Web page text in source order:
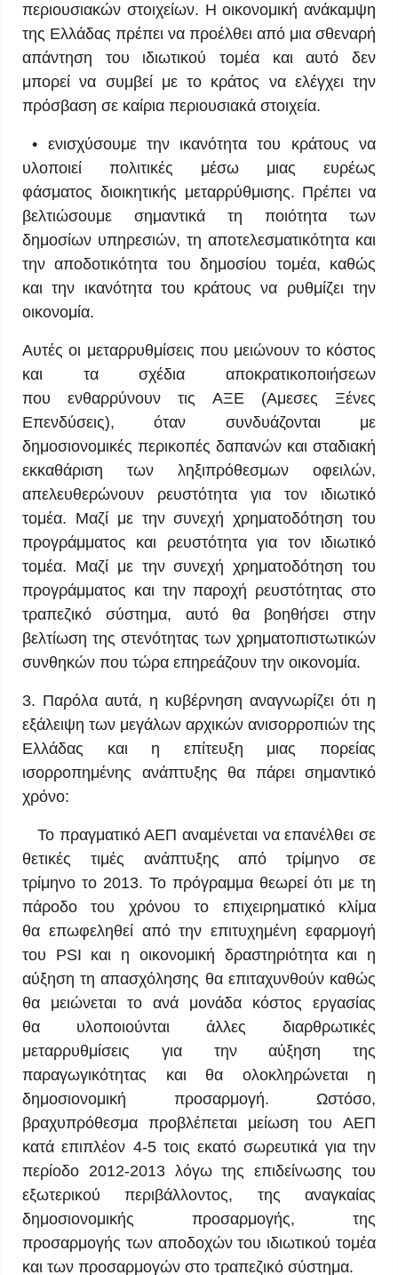
περιουσιακών στοιχείων. Η οικονομική ανάκαμψη
της Ελλάδας πρέπει να προέλθει από μια σθεναρή
απάντηση του ιδιωτικού τομέα και αυτό δεν
μπορεί να συμβεί με το κράτος να ελέγχει την
πρόσβαση σε καίρια περιουσιακά στοιχεία.
• ενισχύσουμε την ικανότητα του κράτους να
υλοποιεί πολιτικές μέσω μιας ευρέως
φάσματος διοικητικής μεταρρύθμισης. Πρέπει να
βελτιώσουμε σημαντικά τη ποιότητα των
δημοσίων υπηρεσιών, τη αποτελεσματικότητα και
την αποδοτικότητα του δημοσίου τομέα, καθώς
και την ικανότητα του κράτους να ρυθμίζει την
οικονομία.
Αυτές οι μεταρρυθμίσεις που μειώνουν το κόστος
και τα σχέδια αποκρατικοποιήσεων
που ενθαρρύνουν τις ΑΞΕ (Αμεσες Ξένες
Επενδύσεις), όταν συνδυάζονται με
δημοσιονομικές περικοπές δαπανών και σταδιακή
εκκαθάριση των ληξιπρόθεσμων οφειλών,
απελευθερώνουν ρευστότητα για τον ιδιωτικό
τομέα. Μαζί με την συνεχή χρηματοδότηση του
προγράμματος και ρευστότητα για τον ιδιωτικό
τομέα. Μαζί με την συνεχή χρηματοδότηση του
προγράμματος και την παροχή ρευστότητας στο
τραπεζικό σύστημα, αυτό θα βοηθήσει στην
βελτίωση της στενότητας των χρηματοπιστωτικών
συνθηκών που τώρα επηρεάζουν την οικονομία.
3. Παρόλα αυτά, η κυβέρνηση αναγνωρίζει ότι η
εξάλειψη των μεγάλων αρχικών ανισορροπιών της
Ελλάδας και η επίτευξη μιας πορείας
ισορροπημένης ανάπτυξης θα πάρει σημαντικό
χρόνο:
Το πραγματικό ΑΕΠ αναμένεται να επανέλθει σε
θετικές τιμές ανάπτυξης από τρίμηνο σε
τρίμηνο το 2013. Το πρόγραμμα θεωρεί ότι με τη
πάροδο του χρόνου το επιχειρηματικό κλίμα
θα επωφεληθεί από την επιτυχημένη εφαρμογή
του PSI και η οικονομική δραστηριότητα και η
αύξηση τη απασχόλησης θα επιταχυνθούν καθώς
θα μειώνεται το ανά μονάδα κόστος εργασίας
θα υλοποιούνται άλλες διαρθρωτικές
μεταρρυθμίσεις για την αύξηση της
παραγωγικότητας και θα ολοκληρώνεται η
δημοσιονομική προσαρμογή. Ωστόσο,
βραχυπρόθεσμα προβλέπεται μείωση του ΑΕΠ
κατά επιπλέον 4-5 τοις εκατό σωρευτικά για την
περίοδο 2012-2013 λόγω της επιδείνωσης του
εξωτερικού περιβάλλοντος, της αναγκαίας
δημοσιονομικής προσαρμογής, της
προσαρμογής των αποδοχών του ιδιωτικού τομέα
και των προσαρμογών στο τραπεζικό σύστημα.